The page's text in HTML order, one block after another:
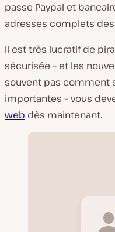
passe Paypal et
adresses complets
Il est très lucratif de
sécurisée – et les
souvent pas comment
importantes – vous
web dès maintenant.